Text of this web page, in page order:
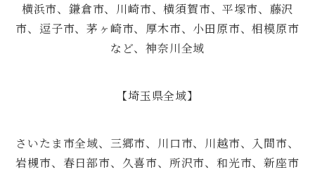
横浜市、鎌倉市、川崎市、横須賀市、平塚市、藤沢
市、逗子市、茅ヶ崎市、厚木市、小田原市、相模原市
など、神奈川全域
【埼玉県全域】
さいたま市全域、三郷市、川口市、川越市、入間市、
岩槻市、春日部市、久喜市、所沢市、和光市、新座市